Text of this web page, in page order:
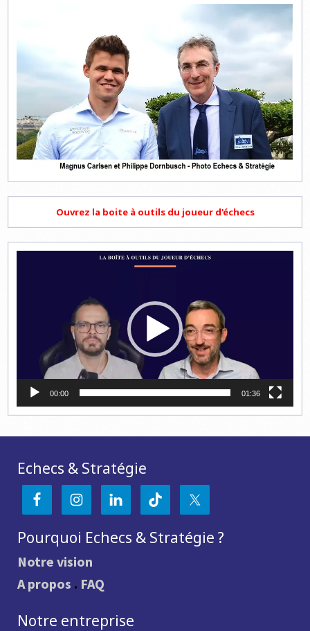
Ouvrez la boite à outils du joueur d'échecs
00:00 01:36
Echecs & Stratégie
Pourquoi Echecs & Stratégie ?
Notre vision
A propos . FAQ
Notre entreprise